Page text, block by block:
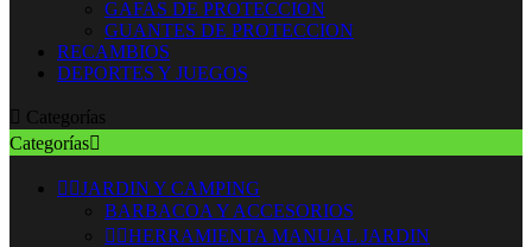
GAFAS DE PROTECCION
GUANTES DE PROTECCION
RECAMBIOS
DEPORTES Y JUEGOS
 Categorías
Categorías
 JARDIN Y CAMPING
BARBACOA Y ACCESORIOS
 HERRAMIENTA MANUAL JARDIN